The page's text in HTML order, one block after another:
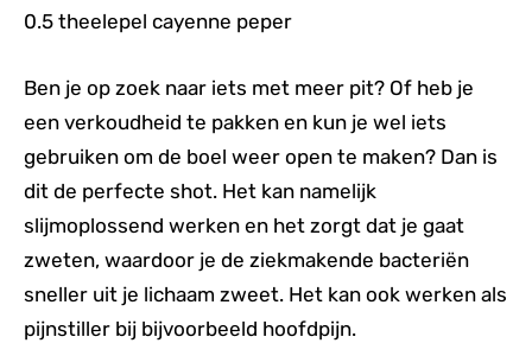
0.5 theelepel cayenne peper
Ben je op zoek naar iets met meer pit? Of heb je
een verkoudheid te pakken en kun je wel iets
gebruiken om de boel weer open te maken? Dan is
dit de perfecte shot. Het kan namelijk
slijmoplossend werken en het zorgt dat je gaat
zweten, waardoor je de ziekmakende bacteriën
sneller uit je lichaam zweet. Het kan ook werken als
pijnstiller bij bijvoorbeeld hoofdpijn.